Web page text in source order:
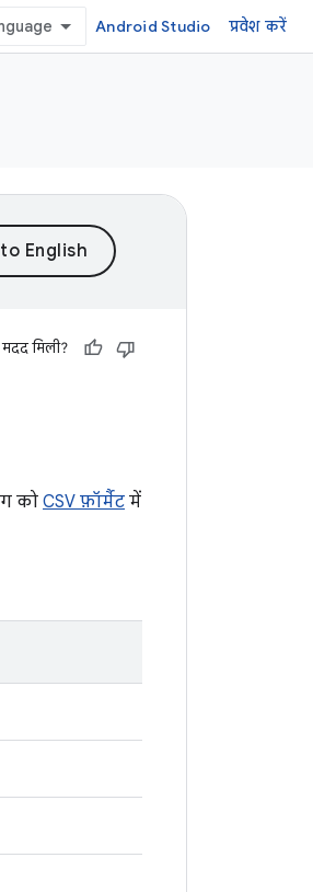
Android Studio प्रवेश करें
मिली?
को CSV फ़ॉर्मैट में